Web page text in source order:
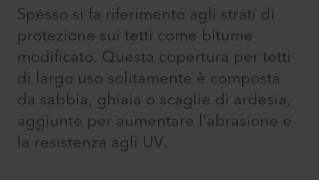
Spesso si fa riferimento agli strati di
protezione sui tetti come bitume
modificato. Questa copertura per tetti
di largo uso solitamente è composta
da sabbia, ghiaia o scaglie di ardesia,
aggiunte per aumentare l’abrasione e
la resistenza agli UV.